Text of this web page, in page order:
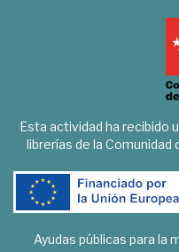
Esta actividad ha recibido
librerías de la
Ayudas públicas para la